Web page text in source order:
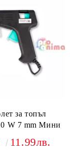
за топъл
W 7 mm Мини
11.99лв.